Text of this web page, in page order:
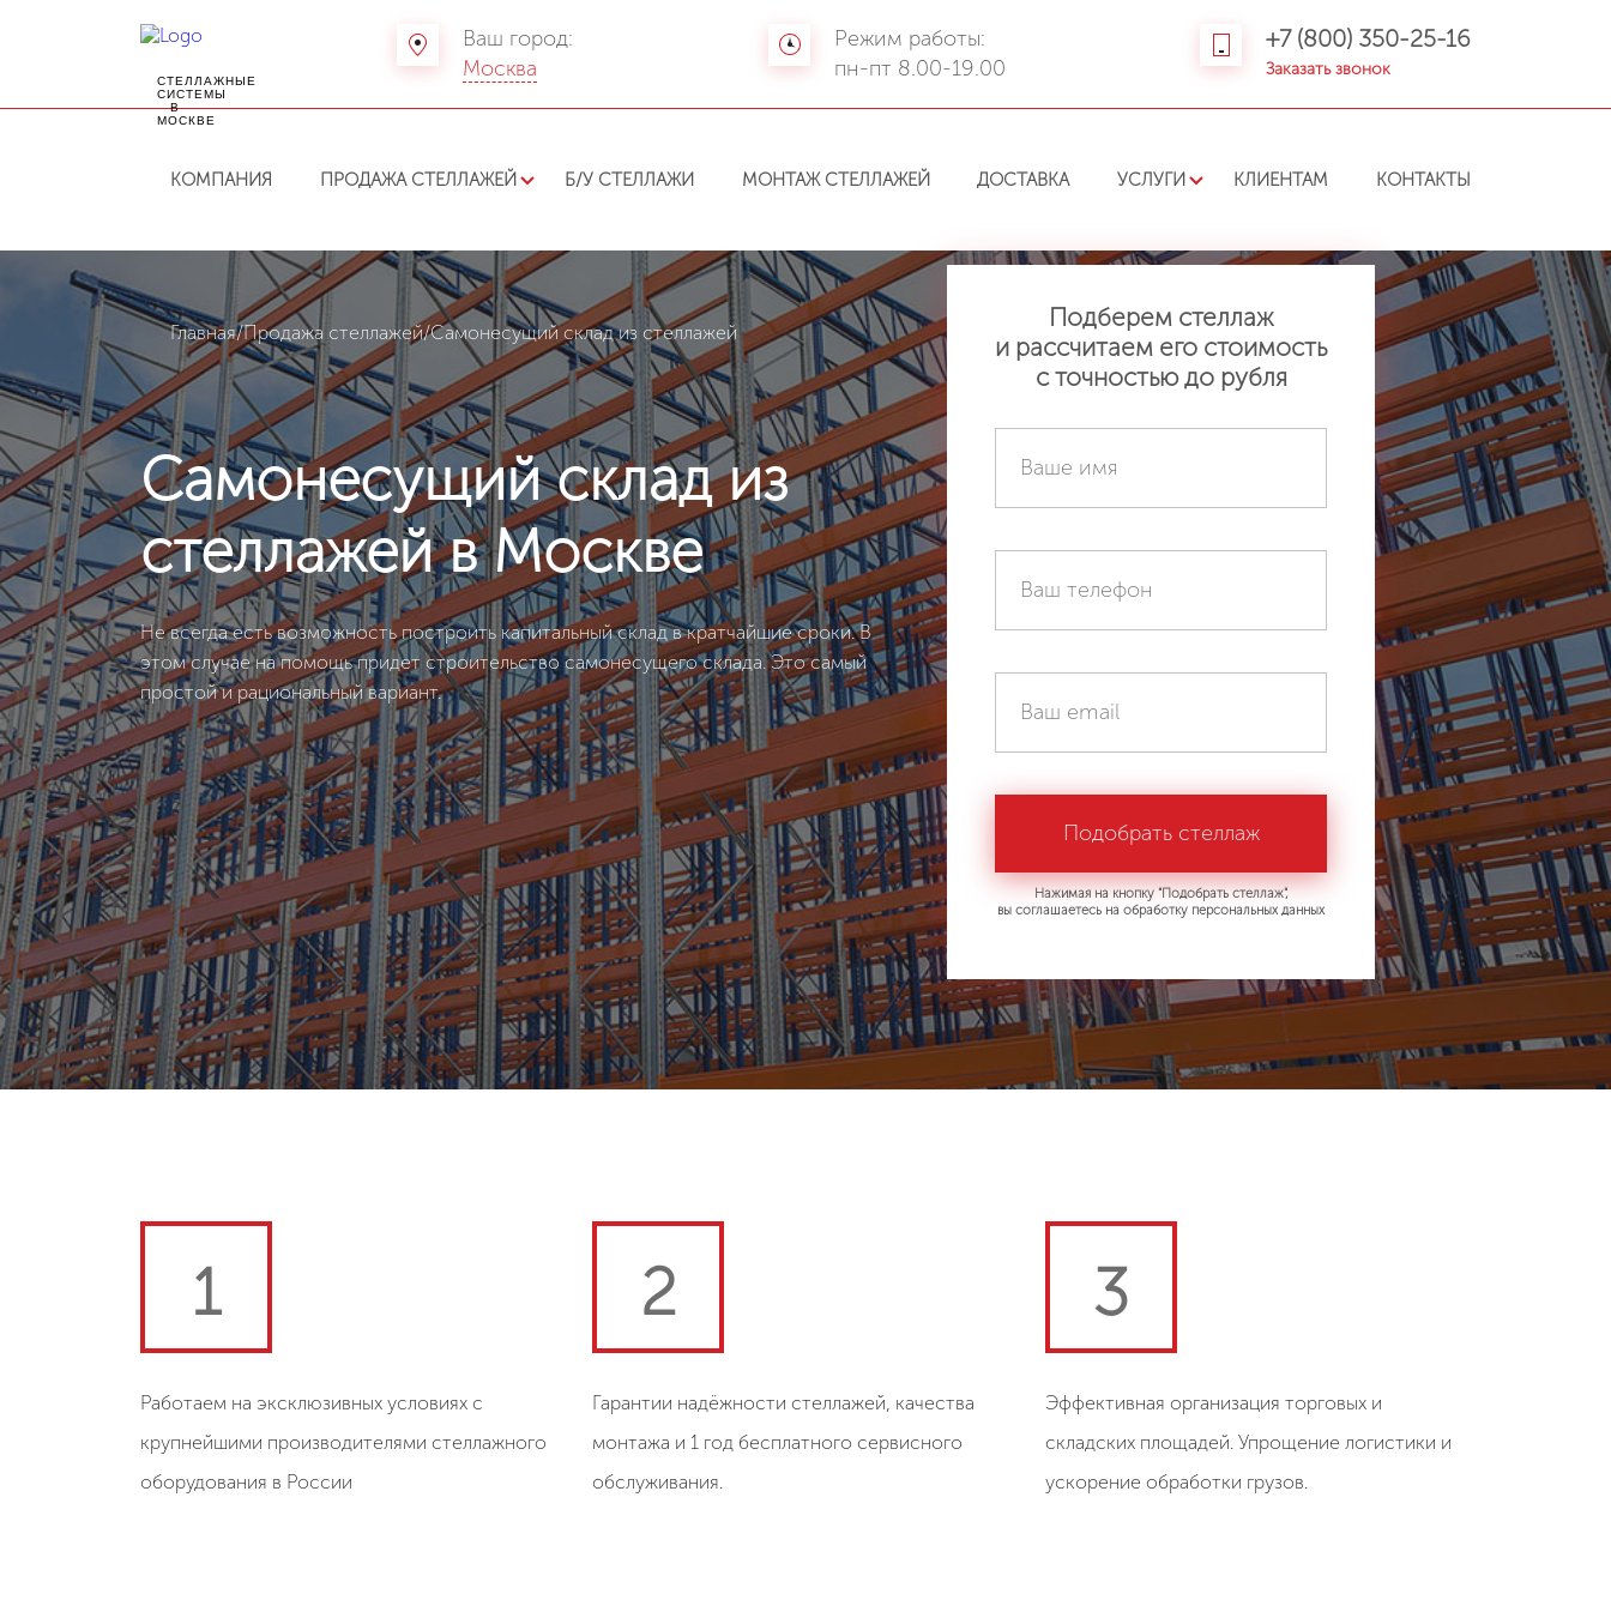
СТЕЛЛАЖНЫЕ
СИСТЕМЫ
В
МОСКВЕ
Ваш город:
Москва
Режим работы:
пн-пт 8.00-19.00
+7 (800) 350-25-16
Заказать звонок
КОМПАНИЯ ПРОДАЖА СТЕЛЛАЖЕЙ Б/У СТЕЛЛАЖИ МОНТАЖ СТЕЛЛАЖЕЙ ДОСТАВКА УСЛУГИ КЛИЕНТАМ КОНТАКТЫ
Главная/Продажа стеллажей/Самонесущий склад из стеллажей
Самонесущий склад из
стеллажей в Москве
Не всегда есть возможность построить капитальный склад в кратчайшие сроки. В
этом случае на помощь придет строительство самонесущего склада. Это самый
простой и рациональный вариант.
Подберем стеллаж
и рассчитаем его стоимость
с точностью до рубля
Нажимая на кнопку "Подобрать стеллаж",
вы соглашаетесь на обработку персональных данных
1
Работаем на эксклюзивных условиях с
крупнейшими производителями стеллажного
оборудования в России
2
Гарантии надёжности стеллажей, качества
монтажа и 1 год бесплатного сервисного
обслуживания.
3
Эффективная организация торговых и
складских площадей. Упрощение логистики и
ускорение обработки грузов.